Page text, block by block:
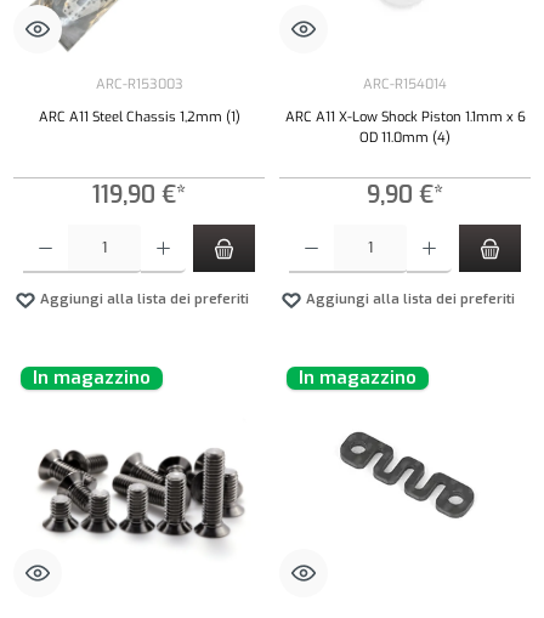
ARC-R153003
ARC A11 Steel Chassis 1,2mm (1)
119,90 €*
Aggiungi alla lista dei preferiti
ARC-R154014
ARC A11 X-Low Shock Piston 1.1mm x 6
OD 11.0mm (4)
9,90 €*
Aggiungi alla lista dei preferiti
In magazzino In magazzino